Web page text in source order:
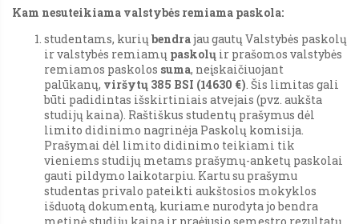
Kam nesuteikiama valstybės remiama paskola:
studentams, kurių bendrajau gautų Valstybės paskolų
ir valstybės remiamų paskolų ir prašomos valstybės
remiamos paskolos suma, neįskaičiuojant
palūkanų, viršytų 385 BSI (14630 €). Šis limitas gali
būti padidintas išskirtiniais atvejais (pvz. aukšta
studijų kaina). Raštiškus studentų prašymus dėl
limito didinimo nagrinėja Paskolų komisija.
Prašymai dėl limito didinimo teikiami tik
vieniems studijų metams prašymų-anketų paskolai
gauti pildymo laikotarpiu. Kartu su prašymu
studentas privalo pateikti aukštosios mokyklos
išduotą dokumentą, kuriame nurodyta jo bendra